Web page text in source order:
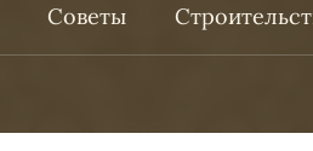
Советы